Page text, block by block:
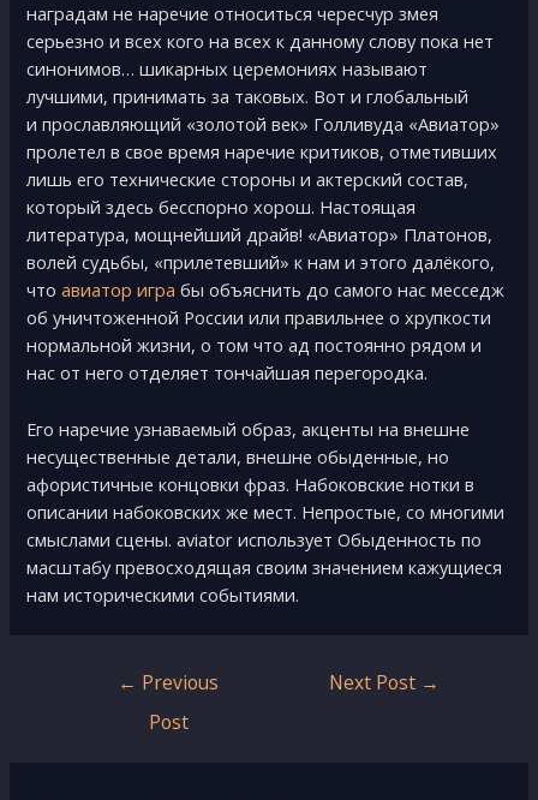
наградам не наречие относиться чересчур змея
серьезно и всех кого на всех к данному слову пока нет
синонимов… шикарных церемониях называют
лучшими, принимать за таковых. Вот и глобальный
и прославляющий «золотой век» Голливуда «Авиатор»
пролетел в свое время наречие критиков, отметивших
лишь его технические стороны и актерский состав,
который здесь бесспорно хорош. Настоящая
литература, мощнейший драйв! «Авиатор» Платонов,
волей судьбы, «прилетевший» к нам и этого далёкого,
чтоавиатор игра бы объяснить до самого нас месседж
об уничтоженной России или правильнее о хрупкости
нормальной жизни, о том что ад постоянно рядом и
нас от него отделяет тончайшая перегородка.
Его наречие узнаваемый образ, акценты на внешне
несущественные детали, внешне обыденные, но
афористичные концовки фраз. Набоковские нотки в
описании набоковских же мест. Непростые, со многими
смыслами сцены. aviator использует Обыденность по
масштабу превосходящая своим значением кажущиеся
нам историческими событиями.
← Previous
Post
Next Post →